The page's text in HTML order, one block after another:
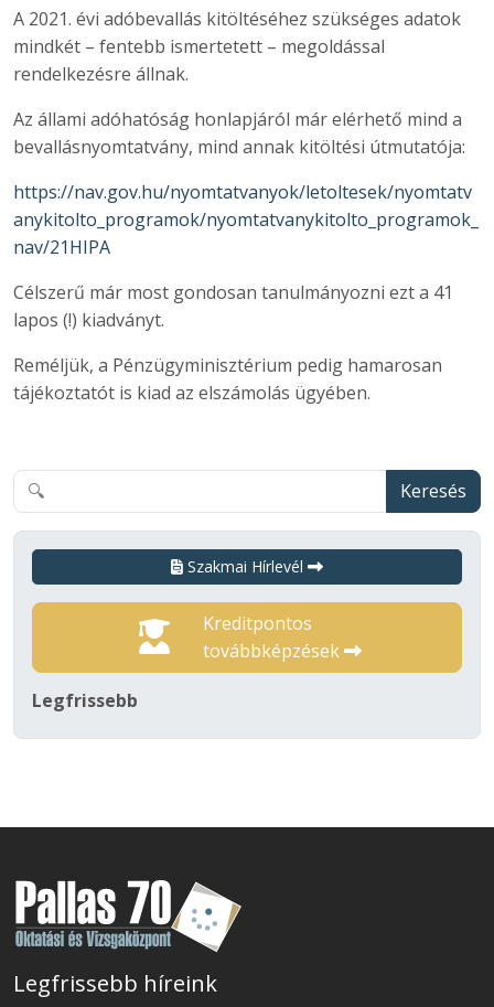
A 2021. évi adóbevallás kitöltéséhez szükséges adatok
mindkét – fentebb ismertetett – megoldással
rendelkezésre állnak.
Az állami adóhatóság honlapjáról már elérhető mind a
bevallásnyomtatvány, mind annak kitöltési útmutatója:
https://nav.gov.hu/nyomtatvanyok/letoltesek/nyomtatv
anykitolto_programok/nyomtatvanykitolto_programok_
nav/21HIPA
Célszerű már most gondosan tanulmányozni ezt a 41
lapos (!) kiadványt.
Reméljük, a Pénzügyminisztérium pedig hamarosan
tájékoztatót is kiad az elszámolás ügyében.
Keresés
Szakmai Hírlevél
Kreditpontos
továbbképzések
Legfrissebb
Legfrissebb híreink